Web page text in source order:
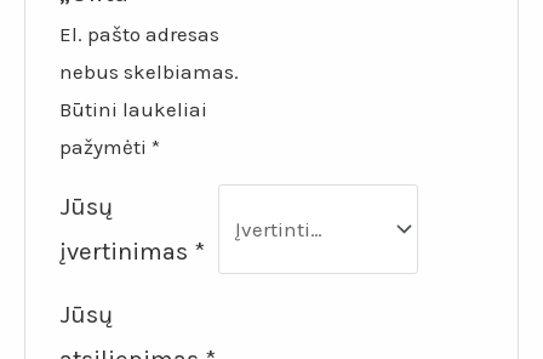
El. pašto adresas
nebus skelbiamas.
Būtini laukeliai
pažymėti*
Jūsų
įvertinimas *
Jūsų